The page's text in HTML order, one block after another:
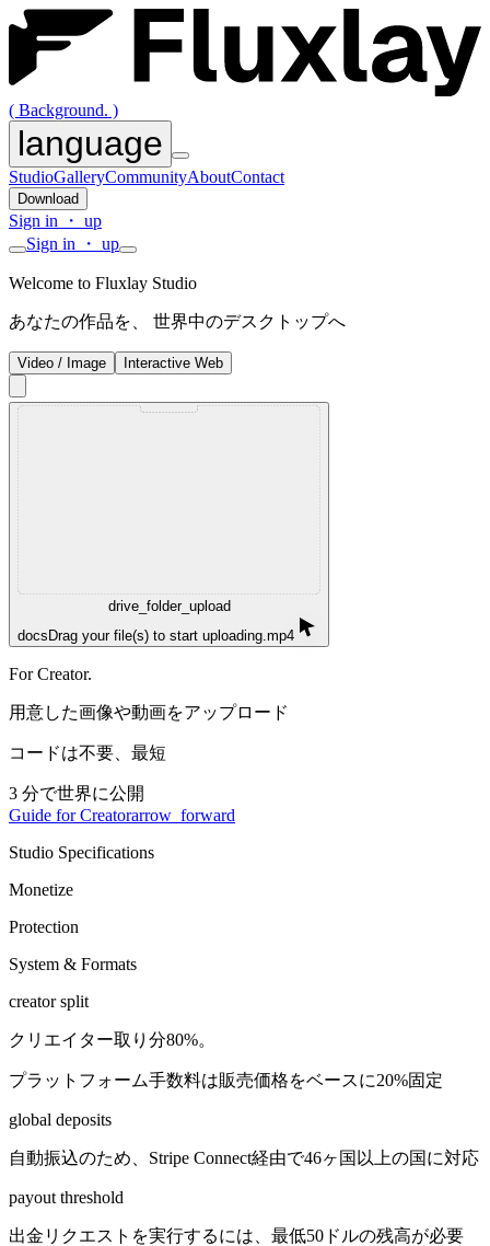
( Background. )
language
StudioGalleryCommunityAboutContact
Download
Sign in ・ up
Sign in ・ up
Welcome to Fluxlay Studio
あなたの作品を、 世界中のデスクトップへ
Video / Image Interactive Web
drive_folder_upload
docsDrag your file(s) to start uploading.mp4
For Creator.
用意した画像や動画をアップロード
コードは不要、最短
3 分で世界に公開
Guide for Creatorarrow_forward
Studio Specifications
Monetize
Protection
System & Formats
creator split
クリエイター取り分80%。
プラットフォーム手数料は販売価格をベースに20%固定
global deposits
自動振込のため、Stripe Connect経由で46ヶ国以上の国に対応
payout threshold
出金リクエストを実行するには、最低50ドルの残高が必要